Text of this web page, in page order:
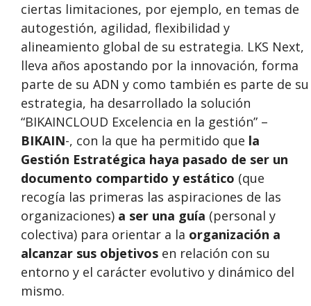
ciertas limitaciones, por ejemplo, en temas de
autogestión, agilidad, flexibilidad y
alineamiento global de su estrategia. LKS Next,
lleva años apostando por la innovación, forma
parte de su ADN y como también es parte de su
estrategia, ha desarrollado la solución
“BIKAINCLOUD Excelencia en la gestión” –
BIKAIN-, con la que ha permitido que la
Gestión Estratégica haya pasado de ser un
documento compartido y estático (que
recogía las primeras las aspiraciones de las
organizaciones) a ser una guía (personal y
colectiva) para orientar a la organización a
alcanzar sus objetivos en relación con su
entorno y el carácter evolutivo y dinámico del
mismo.